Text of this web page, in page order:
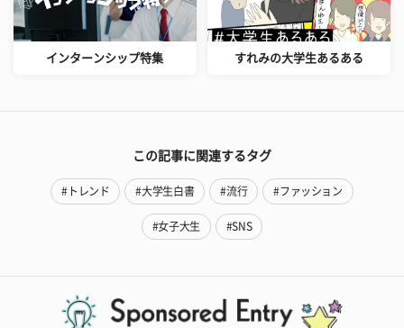
インターンシップ特集 すれみの大学生あるある
この記事に関連するタグ
#トレンド #大学生白書 #流行 #ファッション
#女子大生 #SNS